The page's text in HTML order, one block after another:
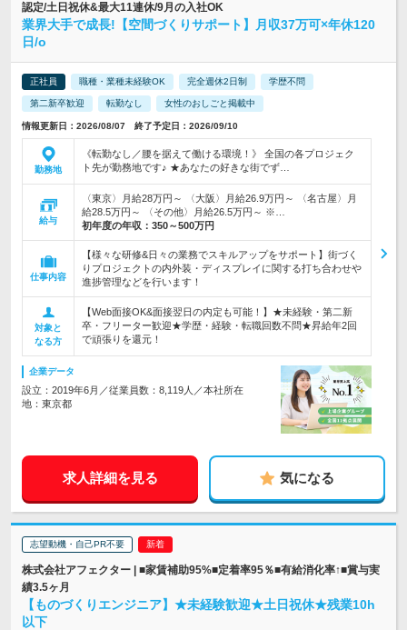
認定/土日祝休&最大11連休/9月の入社OK
業界大手で成長!【空間づくりサポート】月収37万可×年休120
日/o
正社員 職種・業種未経験OK 完全週休2日制 学歴不問
第二新卒歓迎 転勤なし 女性のおしごと掲載中
情報更新日：2026/08/07 終了予定日：2026/09/10
勤務地
《転勤なし／腰を据えて働ける環境！》 全国の各プロジェク
ト先が勤務地です♪ ★あなたの好きな街でず…
給与
〈東京〉月給28万円～ 〈大阪〉月給26.9万円～ 〈名古屋〉月
給28.5万円～ 〈その他〉月給26.5万円～ ※…
初年度の年収： 350～500万円
仕事内容
【様々な研修&日々の業務でスキルアップをサポート】街づく
りプロジェクトの内外装・ディスプレイに関する打ち合わせや
進捗管理などを行います！
対象と
なる方
【Web面接OK&面接翌日の内定も可能！】★未経験・第二新
卒・フリーター歓迎★学歴・経験・転職回数不問★昇給年2回
で頑張りを還元！
企業データ
設立：2019年6月／従業員数：8,119人／本社所在
地：東京都
求人詳細を見る 気になる
志望動機・自己PR不要
株式会社アフェクター | ■家賃補助95%■定着率95％■有給消化率↑■賞与実
績3.5ヶ月
【ものづくりエンジニア】★未経験歓迎★土日祝休★残業10h
以下